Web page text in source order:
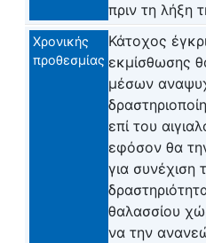
πριν τη λήξη
Χρονικής
προθεσμίας
Κάτοχος
εκμίσθωσης
μέσων
επί του
εφόσον θα
για συνέχιση
θαλασσίου
να την